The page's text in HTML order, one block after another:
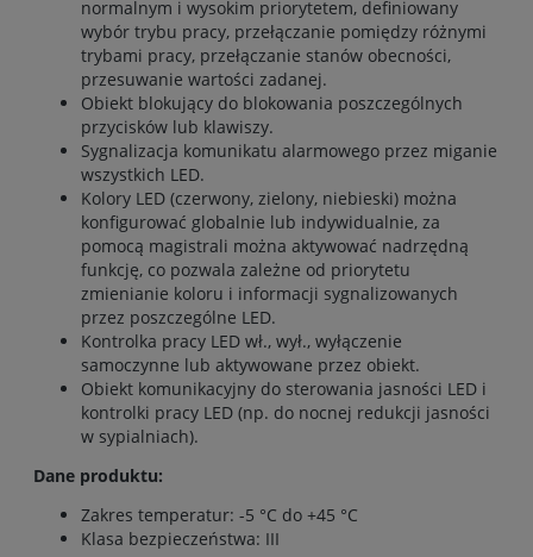
normalnym i wysokim priorytetem, definiowany
wybór trybu pracy, przełączanie pomiędzy różnymi
trybami pracy, przełączanie stanów obecności,
przesuwanie wartości zadanej.
Obiekt blokujący do blokowania poszczególnych
przycisków lub klawiszy.
Sygnalizacja komunikatu alarmowego przez miganie
wszystkich LED.
Kolory LED (czerwony, zielony, niebieski) można
konfigurować globalnie lub indywidualnie, za
pomocą magistrali można aktywować nadrzędną
funkcję, co pozwala zależne od priorytetu
zmienianie koloru i informacji sygnalizowanych
przez poszczególne LED.
Kontrolka pracy LED wł., wył., wyłączenie
samoczynne lub aktywowane przez obiekt.
Obiekt komunikacyjny do sterowania jasności LED i
kontrolki pracy LED (np. do nocnej redukcji jasności
w sypialniach).
Dane produktu:
Zakres temperatur: -5 °C do +45 °C
Klasa bezpieczeństwa: III